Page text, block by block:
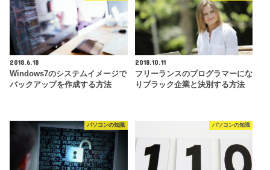
2018.6.18
Windows7のシステムイメージで
バックアップを作成する方法
2018.10.11
フリーランスのプログラマーにな
りブラック企業と決別する方法
パソコンの知識 パソコンの知識